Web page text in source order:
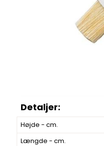
Højde - cm.
Længde - cm.